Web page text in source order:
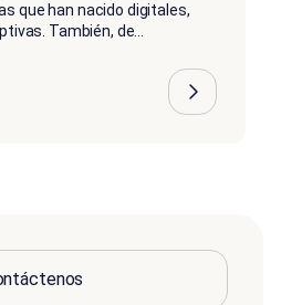
que han nacido digitales,
También, de...